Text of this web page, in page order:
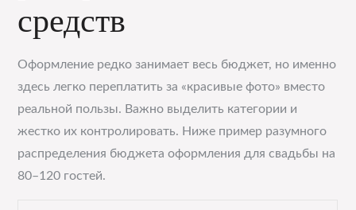
средств
Оформление редко занимает весь бюджет, но именно
здесь легко переплатить за «красивые фото» вместо
реальной пользы. Важно выделить категории и
жестко их контролировать. Ниже пример разумного
распределения бюджета оформления для свадьбы на
80–120 гостей.